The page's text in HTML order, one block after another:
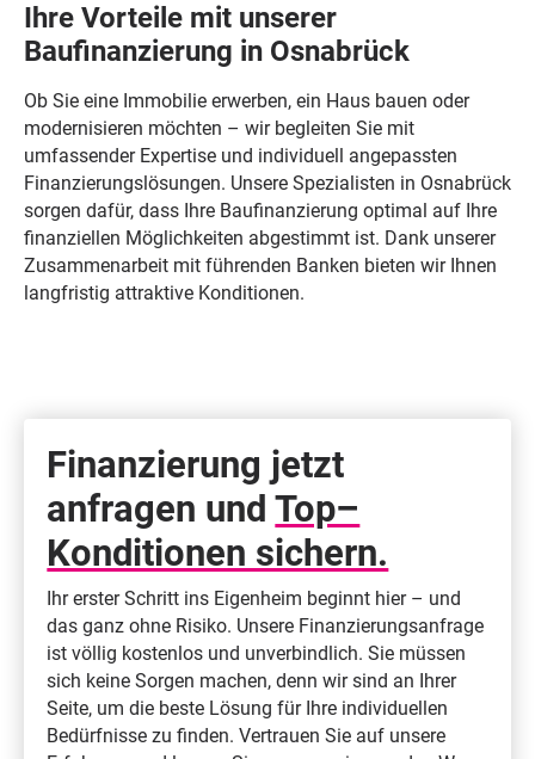
Ihre Vorteile mit unserer
Baufinanzierung in Osnabrück
Ob Sie eine Immobilie erwerben, ein Haus bauen oder
modernisieren möchten – wir begleiten Sie mit
umfassender Expertise und individuell angepassten
Finanzierungslösungen. Unsere Spezialisten in Osnabrück
sorgen dafür, dass Ihre Baufinanzierung optimal auf Ihre
finanziellen Möglichkeiten abgestimmt ist. Dank unserer
Zusammenarbeit mit führenden Banken bieten wir Ihnen
langfristig attraktive Konditionen.
Finanzierung jetzt
anfragen undTop–
Konditionen sichern.
Ihr erster Schritt ins Eigenheim beginnt hier – und
das ganz ohne Risiko. Unsere Finanzierungsanfrage
ist völlig kostenlos und unverbindlich. Sie müssen
sich keine Sorgen machen, denn wir sind an Ihrer
Seite, um die beste Lösung für Ihre individuellen
Bedürfnisse zu finden. Vertrauen Sie auf unsere